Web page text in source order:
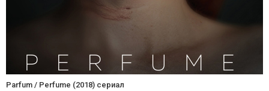
Parfum / Perfume (2018) сериал